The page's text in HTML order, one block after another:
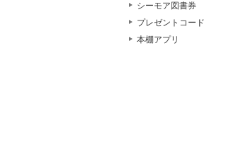
シーモア図書券
プレゼントコード
本棚アプリ